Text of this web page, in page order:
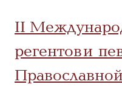
II
регентов и